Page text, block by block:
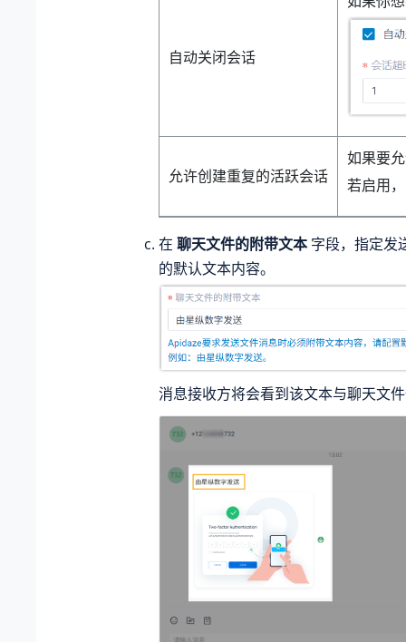
自动关闭会话
允许创建重复的活跃会话
如果要
若启用
在 聊天文件的附带文本字段，指定发
的默认文本内容。
消息接收方将会看到该文本与聊天文